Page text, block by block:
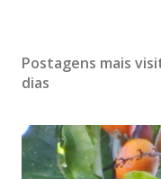
Postagens mais
dias